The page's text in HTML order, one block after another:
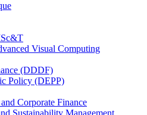
Visual Computing
(DDDF)
Policy (DEPP)
Corporate Finance
Sustainability Management